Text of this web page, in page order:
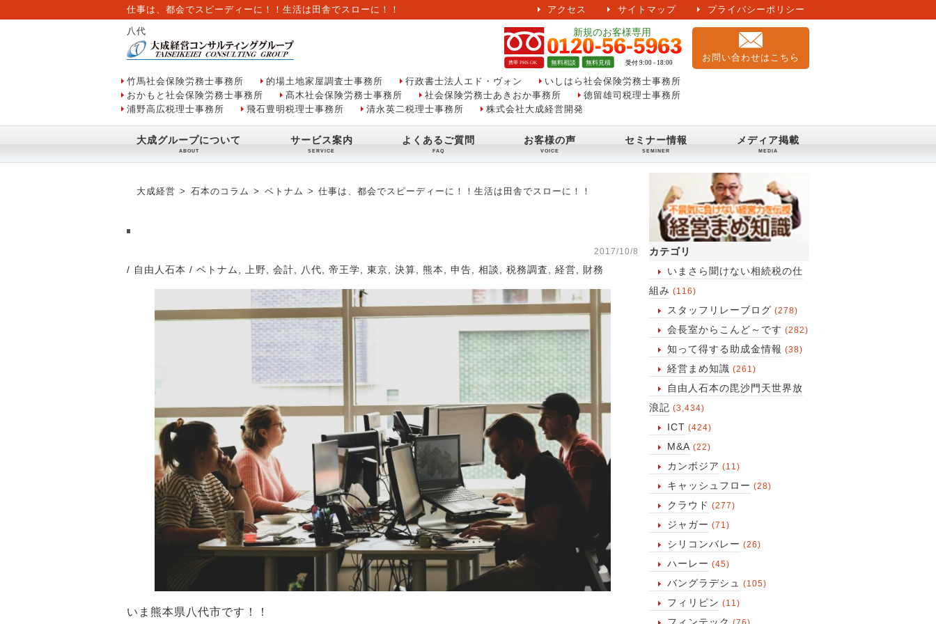
仕事は、都会でスピーディーに！！生活は田舎でスローに！！ アクセス サイトマップ プライバシーポリシー
八代
お問い合わせはこちら
竹馬社会保険労務士事務所 的場土地家屋調査士事務所 行政書士法人エド・ヴォン
いしはら社会保険労務士事務所
おかもと社会保険労務士事務所
髙木社会保険労務士事務所 社会保険労務士あきおか事務所
徳留雄司税理士事務所
浦野高広税理士事務所
飛石豊明税理士事務所 清永英二税理士事務所 株式会社大成経営開発
大成グループについて サービス案内 よくあるご質問 お客様の声 セミナー情報 メディア掲載
カテゴリ
いまさら聞けない相続税の仕
組み (116)
スタッフリレーブログ (278)
会長室からこんど～です (282)
知って得する助成金情報 (38)
経営まめ知識 (261)
自由人石本の毘沙門天世界放
浪記 (3,434)
ICT (424)
M&A (22)
カンボジア (11)
キャッシュフロー (28)
クラウド (277)
ジャガー (71)
シリコンバレー (26)
ハーレー (45)
バングラデシュ (105)
フィリピン (11)
フィンテック
大成経営 石本のコラム ベトナム 仕事は、都会でスピーディーに！！生活は田舎でスローに！！
2017/10/8
/ 自由人石本 / ベトナム 上野 会計 八代 帝王学 東京 決算 熊本 申告 相談 税務調査 経営 財務
いま 熊本県八代市です！！